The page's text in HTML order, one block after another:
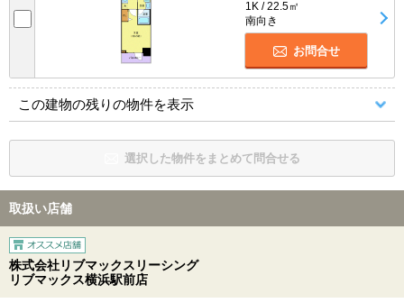
1K / 22.5㎡
南向き
お問合せ
この建物の残りの物件を表示
選択した物件をまとめて問合せる
取扱い店舗
株式会社リブマックスリーシング
リブマックス横浜駅前店